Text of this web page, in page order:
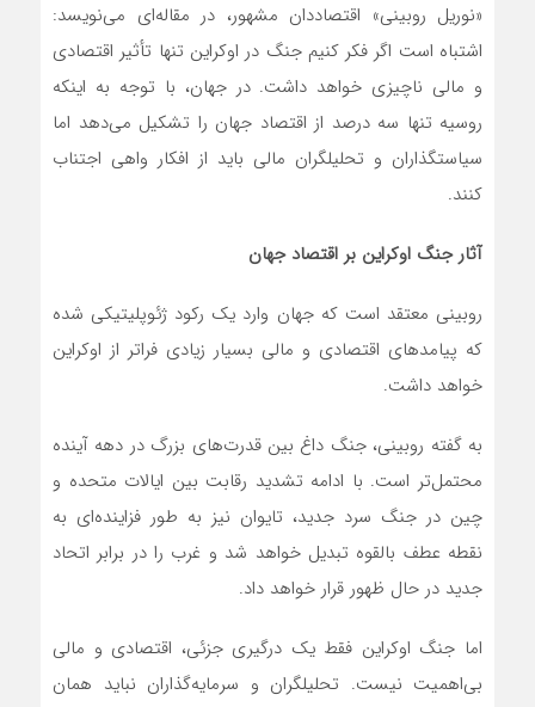
«نوریل روبینی» اقتصاددان مشهور، در مقاله‌ای می‌نویسد:
اشتباه است اگر فکر کنیم جنگ در اوکراین تنها تأثیر اقتصادی
و مالی ناچیزی خواهد داشت. در جهان، با توجه به اینکه
روسیه تنها سه درصد از اقتصاد جهان را تشکیل می‌دهد اما
سیاستگذاران و تحلیلگران مالی باید از افکار واهی اجتناب
کنند.
آثار جنگ اوکراین بر اقتصاد جهان
روبینی معتقد است که جهان وارد یک رکود ژئوپلیتیکی شده
که پیامدهای اقتصادی و مالی بسیار زیادی فراتر از اوکراین
خواهد داشت.
به گفته روبینی، جنگ داغ بین قدرت‌های بزرگ در دهه آینده
محتمل‌تر است. با ادامه تشدید رقابت بین ایالات متحده و
چین در جنگ سرد جدید، تایوان نیز به طور فزاینده‌ای به
نقطه عطف بالقوه تبدیل خواهد شد و غرب را در برابر اتحاد
جدید در حال ظهور قرار خواهد داد.
اما جنگ اوکراین فقط یک درگیری جزئی، اقتصادی و مالی
بی‌اهمیت نیست. تحلیلگران و سرمایه‌گذاران نباید همان